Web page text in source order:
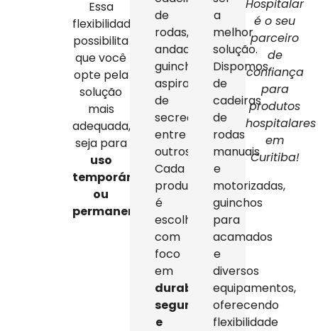
Essa
flexibilidade
possibilita
que você
opte pela
solução
mais
adequada,
seja para
uso
temporário
ou
permanente
de
rodas,
andadores,
guinchos,
aspiradores
de
secreção,
entre
outros.
Cada
produto
é
escolhido
com
foco
em
durabilidade,
segurança
e
a
melhor
solução.
Dispomos
de
cadeiras
de
rodas
manuais
e
motorizadas,
guinchos
para
acamados
e
diversos
equipamentos,
oferecendo
flexibilidade
Hospitalar
é o seu
parceiro
de
confiança
para
produtos
hospitalares
em
Curitiba!